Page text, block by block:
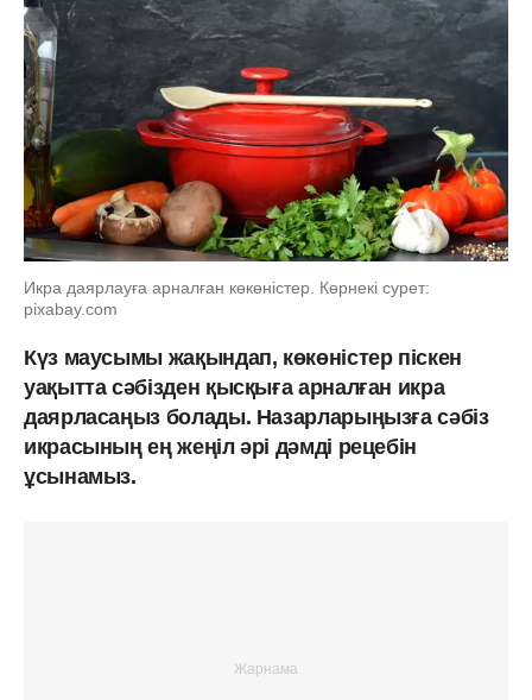
Икра даярлауға арналған көкөністер. Көрнекі сурет:
pixabay.com
Күз маусымы жақындап, көкөністер піскен
уақытта сәбізден қысқыға арналған икра
даярласаңыз болады. Назарларыңызға сәбіз
икрасының ең жеңіл әрі дәмді рецебін
ұсынамыз.